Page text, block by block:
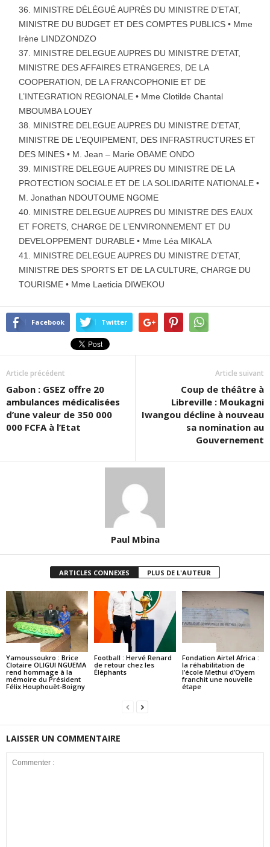
MINISTRE DÉLÉGUÉ AUPRÈS DU MINISTRE D’ETAT,
MINISTRE DU BUDGET ET DES COMPTES PUBLICS • Mme
Irène LINDZONDZO
MINISTRE DELEGUE AUPRES DU MINISTRE D’ETAT,
MINISTRE DES AFFAIRES ETRANGERES, DE LA
COOPERATION, DE LA FRANCOPHONIE ET DE
L’INTEGRATION REGIONALE • Mme Clotilde Chantal
MBOUMBA LOUEY
MINISTRE DELEGUE AUPRES DU MINISTRE D’ETAT,
MINISTRE DE L’EQUIPEMENT, DES INFRASTRUCTURES ET
DES MINES • M. Jean – Marie OBAME ONDO
MINISTRE DELEGUE AUPRES DU MINISTRE DE LA
PROTECTION SOCIALE ET DE LA SOLIDARITE NATIONALE •
M. Jonathan NDOUTOUME NGOME
MINISTRE DELEGUE AUPRES DU MINISTRE DES EAUX
ET FORETS, CHARGE DE L’ENVIRONNEMENT ET DU
DEVELOPPEMENT DURABLE • Mme Léa MIKALA
MINISTRE DELEGUE AUPRES DU MINISTRE D’ETAT,
MINISTRE DES SPORTS ET DE LA CULTURE, CHARGE DU
TOURISME • Mme Laeticia DIWEKOU
Facebook Twitter
Article précédent
Gabon : GSEZ offre 20
ambulances médicalisées
d’une valeur de 350 000
000 FCFA à l’Etat
Article suivant
Coup de théâtre à
Libreville : Moukagni
Iwangou décline à nouveau
sa nomination au
Gouvernement
Paul Mbina
ARTICLES CONNEXES PLUS DE L'AUTEUR
Yamoussoukro : Brice
Clotaire OLIGUI NGUEMA
rend hommage à la
mémoire du Président
Félix Houphouët-Boigny
Football : Hervé Renard
de retour chez les
Éléphants
Fondation Airtel Africa :
la réhabilitation de
l’école Methui d’Oyem
franchit une nouvelle
étape
LAISSER UN COMMENTAIRE